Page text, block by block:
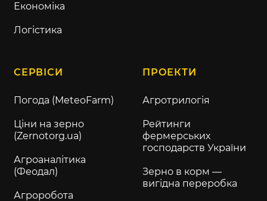
Економіка
Логістика
СЕРВІСИ
Погода (MeteoFarm)
Ціни на зерно
(Zernotorg.ua)
Агроаналітика
(Феодал)
Агроробота
ПРОЕКТИ
Агротрилогія
Рейтинги
фермерських
господарств України
Зерно в корм —
вигідна переробка